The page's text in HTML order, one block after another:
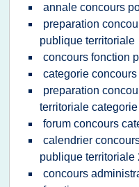
annale concours
preparation
publique territoriale
concours fonction
categorie concours
preparation
territoriale
forum concours
calendrier
publique territoriale
concours